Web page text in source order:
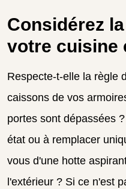
Considérez
votre cuisine
Respecte-t-elle la règle
caissons de vos
portes sont dépassées
état ou à remplacer
vous d'une hotte
l'extérieur ? Si ce n'est